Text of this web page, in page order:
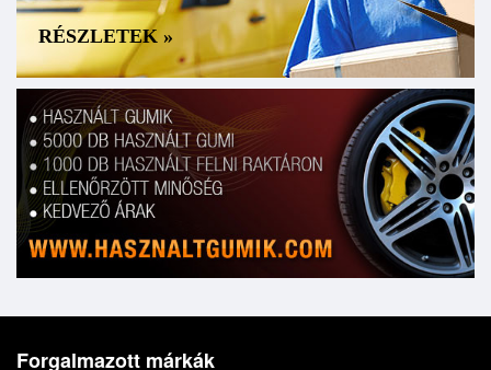
RÉSZLETEK »
Forgalmazott márkák